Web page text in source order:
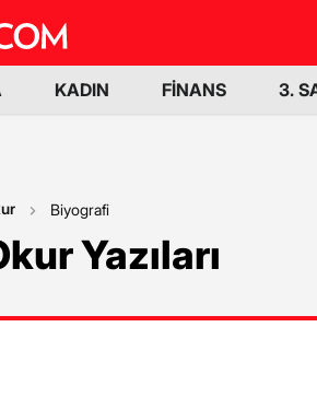
KADIN FİNANS 3.
Biyografi
Yazıları